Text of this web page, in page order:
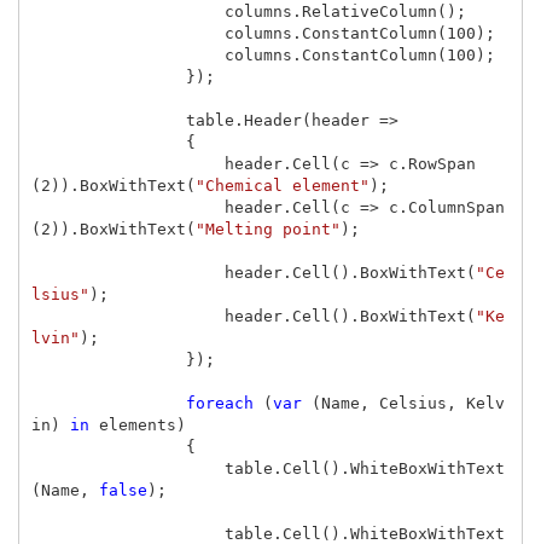
columns . RelativeColumn ();
columns . ConstantColumn ( 100 );
columns . ConstantColumn ( 100 );
});
table . Header( header =>
{
header. Cell ( c => c . RowSpan
( 2 )). BoxWithText ( "Chemical element" );
header. Cell ( c => c . ColumnSpan
( 2 )). BoxWithText ( "Melting point" );
header. Cell (). BoxWithText ( "Ce
lsius" );
header. Cell (). BoxWithText ( "Ke
lvin" );
});
foreach ( var ( Name , Celsius ,
Kelv
in ) in elements )
{
table . Cell (). WhiteBoxWithText
( Name , false );
table . Cell (). WhiteBoxWithText